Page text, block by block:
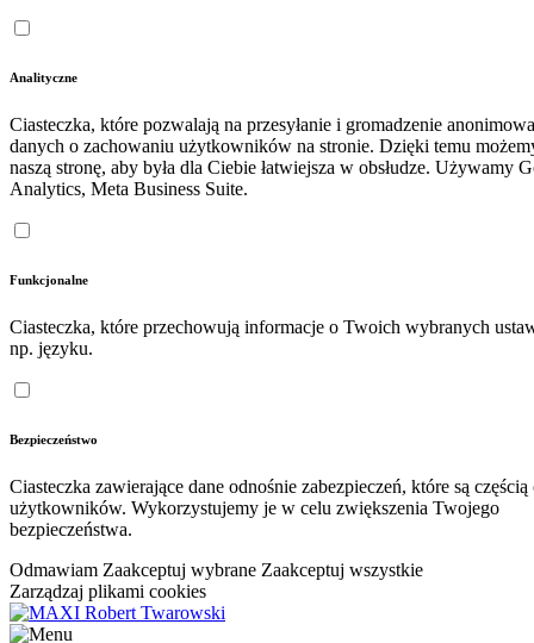
Analityczne
Ciasteczka, które pozwalają na przesyłanie i gromadzenie
danych o zachowaniu użytkowników na stronie. Dzięki temu
naszą stronę, aby była dla Ciebie łatwiejsza w obsłudze. Używamy
Analytics, Meta Business Suite.
Funkcjonalne
Ciasteczka, które przechowują informacje o Twoich wybranych
np. języku.
Bezpieczeństwo
Ciasteczka zawierające dane odnośnie zabezpieczeń, które są
użytkowników. Wykorzystujemy je w celu zwiększenia Twojego
bezpieczeństwa.
Odmawiam Zaakceptuj wybrane Zaakceptuj wszystkie
Zarządzaj plikami cookies